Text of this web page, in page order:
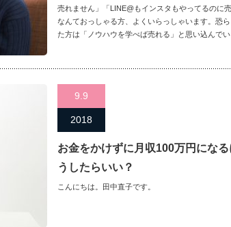
売れません」「LINE@もインスタもやってるのに売
なんておっしゃる方、よくいらっしゃいます。恐
た方は「ノウハウを学べば売れる」と思い込んでい
9.9
2018
お金をかけずに月収100万円にな
うしたらいい？
こんにちは。田中直子です。